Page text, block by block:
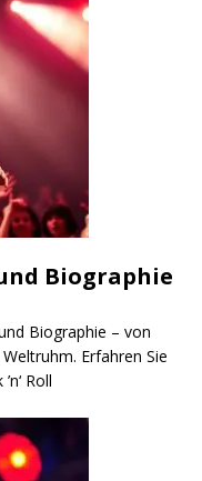
Biographie
Biographie – von
Erfahren Sie
Roll